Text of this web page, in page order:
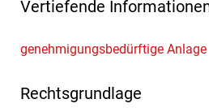
Vertiefende
genehmigungsbedürftige Anlage
Rechtsgrundlage